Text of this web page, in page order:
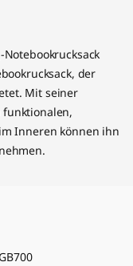
Notebookrucksack
der
Mit seiner
Inneren können ihn